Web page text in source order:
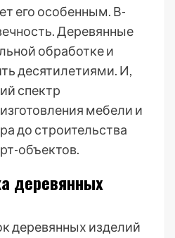
его особенным. В-
Деревянные
обработке и
десятилетиями. И,
спектр
мебели и
до строительства
объектов.
деревянных
деревянных изделий